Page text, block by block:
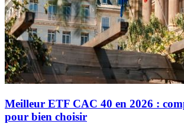
Meilleur ETF CAC 40 en 2026 :
pour bien choisir